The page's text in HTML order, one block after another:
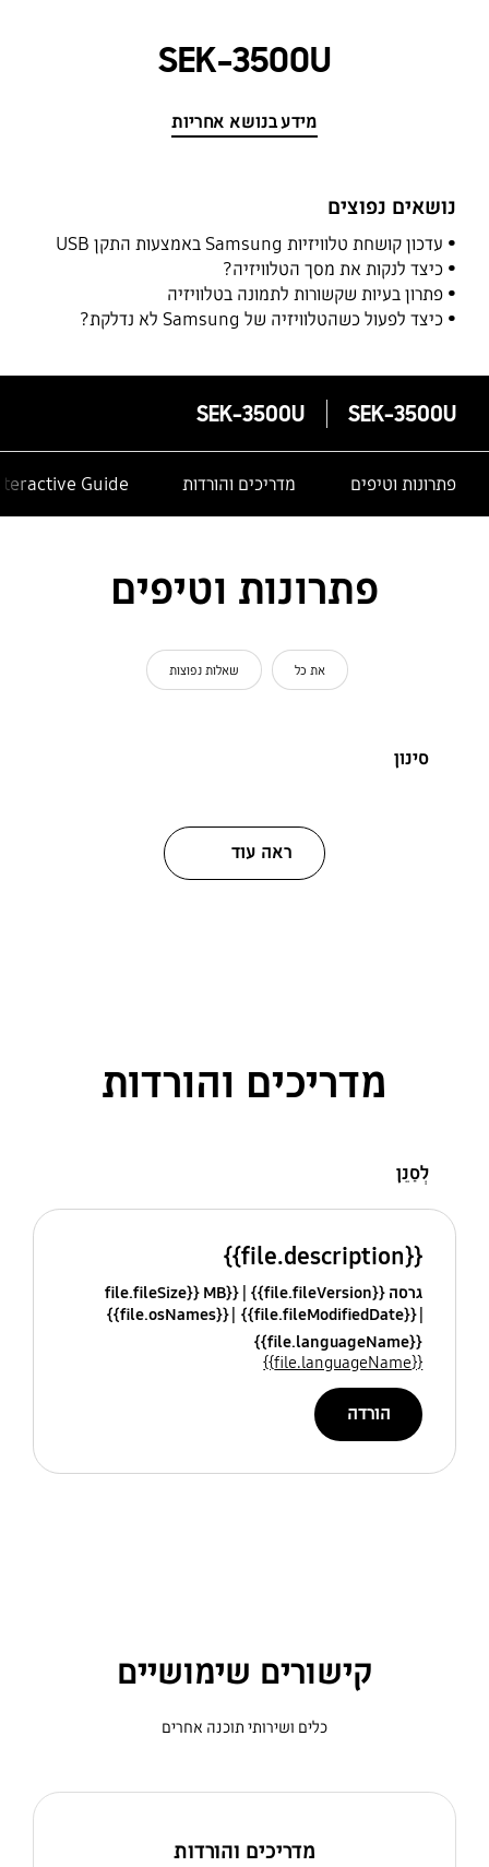
SEK-3500U
מידע בנושא אחריות
נושאים נפוצים
עדכון קושחת טלוויזיות Samsung באמצעות התקן USB
כיצד לנקות את מסך הטלוויזיה?
פתרון בעיות שקשורות לתמונה בטלוויזיה
כיצד לפעול כשהטלוויזיה של Samsung לא נדלקת?
SEK-3500U
SEK-3500U
פתרונות וטיפים מדריכים והורדות Guide
פתרונות וטיפים
את כל שאלות נפוצות
סינון
ראה עוד
מדריכים והורדות
לְסַנֵן
{{file.description}}
גרסה {{file.fileVersion}}
{{file.fileSize}} MB
{{file.fileModifiedDate}}
{{file.osNames}}
{{file.languageName}}
{{file.languageName}}
הורדה
קישורים שימושיים
כלים ושירותי תוכנה אחרים
מדריכים והורדות